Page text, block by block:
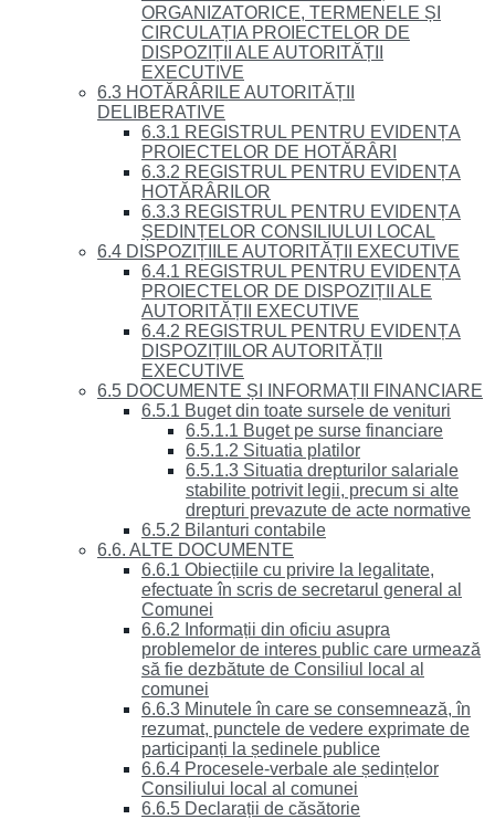
ORGANIZATORICE, TERMENELE ȘI
CIRCULAȚIA PROIECTELOR DE
DISPOZIȚII ALE AUTORITĂȚII
EXECUTIVE
6.3 HOTĂRÂRILE AUTORITĂȚII
DELIBERATIVE
6.3.1 REGISTRUL PENTRU EVIDENȚA
PROIECTELOR DE HOTĂRÂRI
6.3.2 REGISTRUL PENTRU EVIDENȚA
HOTĂRÂRILOR
6.3.3 REGISTRUL PENTRU EVIDENȚA
ȘEDINȚELOR CONSILIULUI LOCAL
6.4 DISPOZIȚIILE AUTORITĂȚII EXECUTIVE
6.4.1 REGISTRUL PENTRU EVIDENȚA
PROIECTELOR DE DISPOZIȚII ALE
AUTORITĂȚII EXECUTIVE
6.4.2 REGISTRUL PENTRU EVIDENȚA
DISPOZIȚIILOR AUTORITĂȚII
EXECUTIVE
6.5 DOCUMENTE ȘI INFORMAȚII FINANCIARE
6.5.1 Buget din toate sursele de venituri
6.5.1.1 Buget pe surse financiare
6.5.1.2 Situatia platilor
6.5.1.3 Situatia drepturilor salariale
stabilite potrivit legii, precum si alte
drepturi prevazute de acte normative
6.5.2 Bilanturi contabile
6.6. ALTE DOCUMENTE
6.6.1 Obiecțiile cu privire la legalitate,
efectuate în scris de secretarul general al
Comunei
6.6.2 Informații din oficiu asupra
problemelor de interes public care urmează
să fie dezbătute de Consiliul local al
comunei
6.6.3 Minutele în care se consemnează, în
rezumat, punctele de vedere exprimate de
participanți la ședinele publice
6.6.4 Procesele-verbale ale ședințelor
Consiliului local al comunei
6.6.5 Declarații de căsătorie